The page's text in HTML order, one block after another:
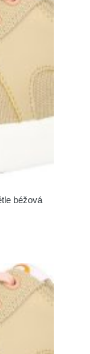
béžová